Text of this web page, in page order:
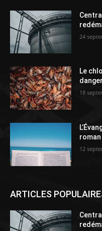
24
Le
18
12
ARTICLES